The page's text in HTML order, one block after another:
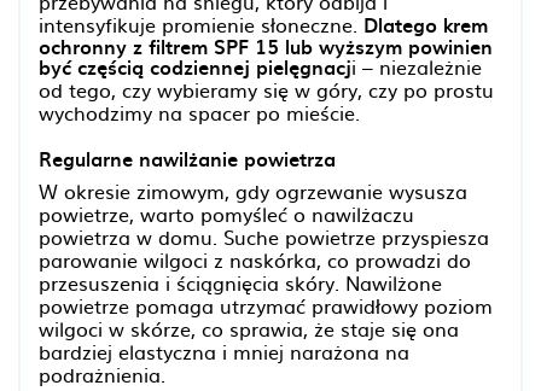
intensyfikuje promienie słoneczne. Dlatego krem
ochronny z filtrem SPF 15 lub wyższym powinien
być częścią codziennej pielęgnacji – niezależnie
od tego, czy wybieramy się w góry, czy po prostu
wychodzimy na spacer po mieście.
Regularne nawilżanie powietrza
W okresie zimowym, gdy ogrzewanie wysusza
powietrze, warto pomyśleć o nawilżaczu
powietrza w domu. Suche powietrze przyspiesza
parowanie wilgoci z naskórka, co prowadzi do
przesuszenia i ściągnięcia skóry. Nawilżone
powietrze pomaga utrzymać prawidłowy poziom
wilgoci w skórze, co sprawia, że staje się ona
bardziej elastyczna i mniej narażona na
podrażnienia.